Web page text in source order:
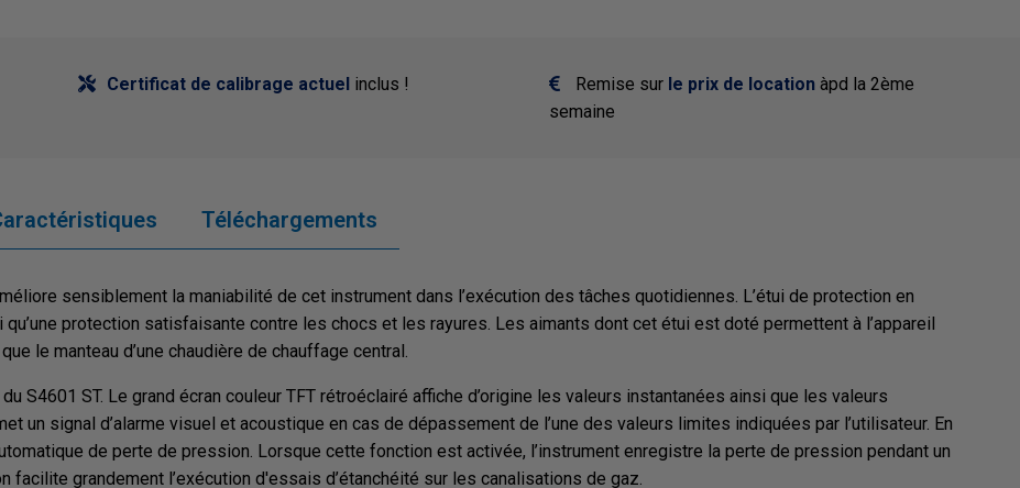
Certificat de calibrage actuel inclus ! Remise sur le prix de location àpd la 2ème
semaine
Téléchargements
sensiblement la maniabilité de cet instrument dans l’exécution des tâches quotidiennes. L’étui de protection en
protection satisfaisante contre les chocs et les rayures. Les aimants dont cet étui est doté permettent à l’appareil
le manteau d’une chaudière de chauffage central.
S4601 ST. Le grand écran couleur TFT rétroéclairé affiche d’origine les valeurs instantanées ainsi que les valeurs
un signal d’alarme visuel et acoustique en cas de dépassement de l’une des valeurs limites indiquées par l’utilisateur. En
de perte de pression. Lorsque cette fonction est activée, l’instrument enregistre la perte de pression pendant un
facilite grandement l’exécution d'essais d’étanchéité sur les canalisations de gaz.